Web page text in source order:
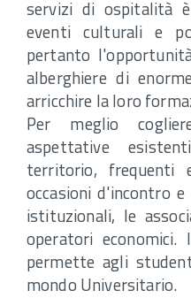
servizi di ospitalità
eventi culturali e
pertanto
alberghiere di
arricchire la loro
Per meglio
aspettative
territorio, frequenti
occasioni d'incontro
istituzionali, le
operatori
permette agli
mondo Universitario.